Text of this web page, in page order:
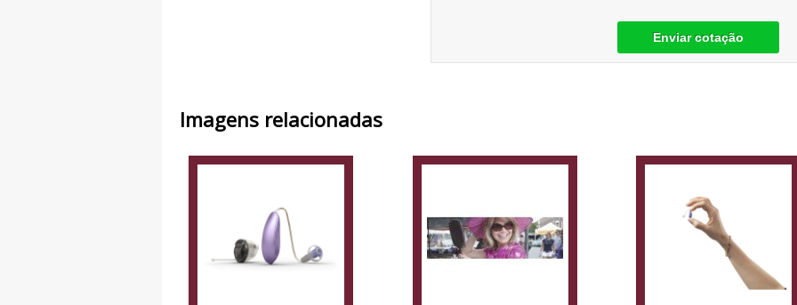
Enviar cotação
Imagens relacionadas